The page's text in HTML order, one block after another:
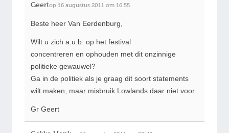
Geertop 16 augustus 2011 om 16:55
Beste heer Van Eerdenburg,
Wilt u zich a.u.b. op het festival
concentreren en ophouden met dit onzinnige
politieke gewauwel?
Ga in de politiek als je graag dit soort statements
wilt maken, maar misbruik Lowlands daar niet voor.
Gr Geert